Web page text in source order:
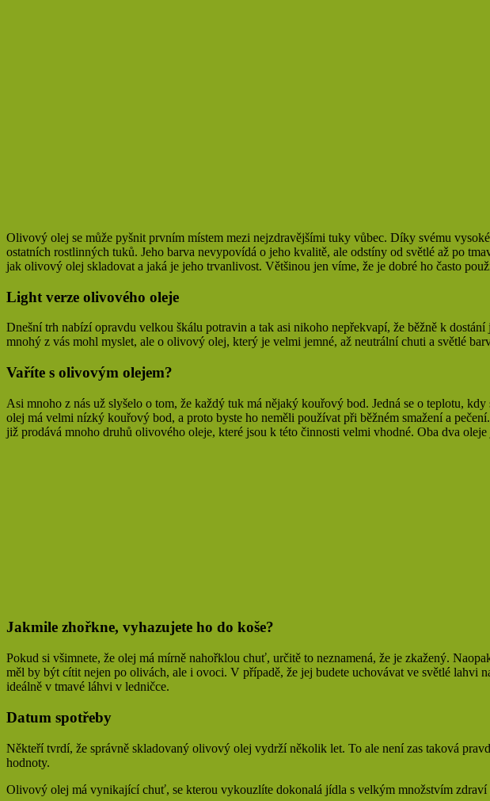
Olivový olej se může pyšnit prvním místem mezi nejzdravějšími tuky vůbec. Díky svému
ostatních rostlinných tuků. Jeho barva nevypovídá o jeho kvalitě, ale odstíny od světlé až po
jak olivový olej skladovat a jaká je jeho trvanlivost. Většinou jen víme, že je dobré ho často
Light verze olivového oleje
Dnešní trh nabízí opravdu velkou škálu potravin a tak asi nikoho nepřekvapí, že běžně k
mnohý z vás mohl myslet, ale o olivový olej, který je velmi jemné, až neutrální chuti a světlé
Vaříte s olivovým olejem?
Asi mnoho z nás už slyšelo o tom, že každý tuk má nějaký kouřový bod. Jedná se o teplotu,
olej má velmi nízký kouřový bod, a proto byste ho neměli používat při běžném smažení a
již prodává mnoho druhů olivového oleje, které jsou k této činnosti velmi vhodné. Oba dva
Jakmile zhořkne, vyhazujete ho do koše?
Pokud si všimnete, že olej má mírně nahořklou chuť, určitě to neznamená, že je zkažený.
měl by být cítit nejen po olivách, ale i ovoci. V případě, že jej budete uchovávat ve světlé lahvi
ideálně v tmavé láhvi v ledničce.
Datum spotřeby
Někteří tvrdí, že správně skladovaný olivový olej vydrží několik let. To ale není zas taková
hodnoty.
Olivový olej má vynikající chuť, se kterou vykouzlíte dokonalá jídla s velkým množstvím zdraví